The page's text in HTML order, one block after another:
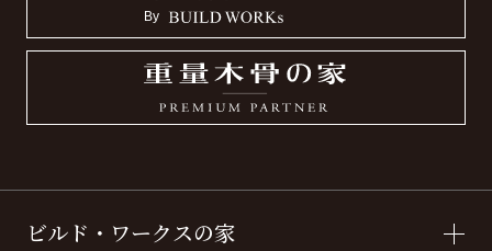
ビルド・ワークスの家